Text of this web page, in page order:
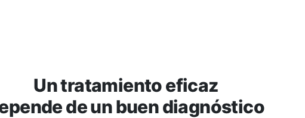
Un tratamiento eficaz
de un buen diagnóstico